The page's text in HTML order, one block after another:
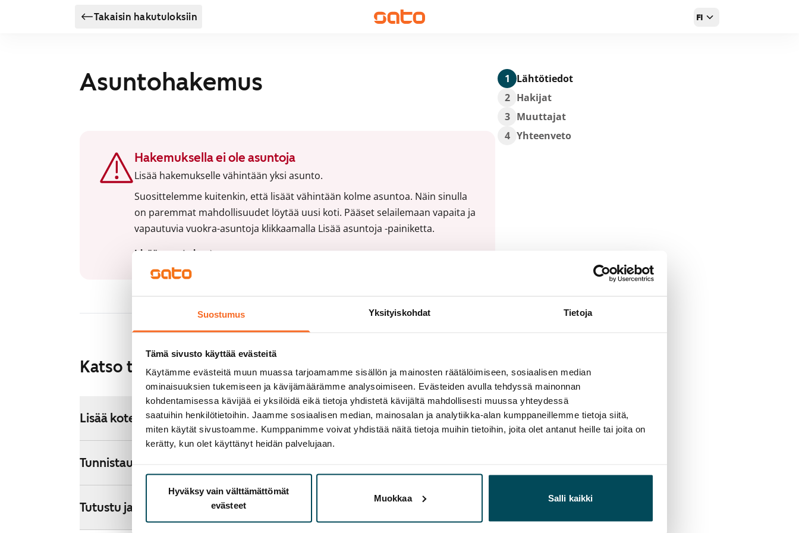
Suostumus Yksityiskohdat Tietoja
Tämä sivusto käyttää evästeitä
Käytämme evästeitä muun muassa tarjoamamme sisällön ja mainosten räätälöimiseen, sosiaalisen median
ominaisuuksien tukemiseen ja kävijämäärämme analysoimiseen. Evästeiden avulla tehdyssä mainonnan
kohdentamisessa kävijää ei yksilöidä eikä tietoja yhdistetä kävijältä mahdollisesti muussa yhteydessä
saatuihin henkilötietoihin. Jaamme sosiaalisen median, mainosalan ja analytiikka-alan kumppaneillemme tietoja siitä,
miten käytät sivustoamme. Kumppanimme voivat yhdistää näitä tietoja muihin tietoihin, joita olet antanut heille tai joita on
kerätty, kun olet käyttänyt heidän palvelujaan.
Hyväksy vain välttämättömät
evästeet
Muokkaa Salli kaikki
Takaisin hakutuloksiin FI
Asuntohakemus
Hakemuksella ei ole asuntoja
Lisää hakemukselle vähintään yksi asunto.
Suosittelemme kuitenkin, että lisäät vähintään kolme asuntoa. Näin sinulla
on paremmat mahdollisuudet löytää uusi koti. Pääset selailemaan vapaita ja
vapautuvia vuokra-asuntoja klikkaamalla Lisää asuntoja -painiketta.
Lisää asuntoja
Katso tarkemmat ohjeet
Lisää koteja hakemukselle
Tunnistaudu ja hae
Tutustu ja tee päätös
1
Lähtötiedot
2 Hakijat
3 Muuttajat
4 Yhteenveto